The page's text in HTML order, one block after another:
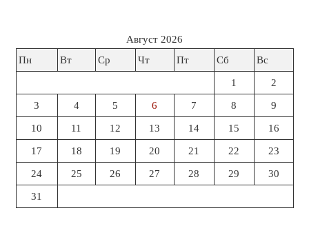
Август 2026
Пн
Вт Ср Чт Пт Сб Вс
1 2
3 4 5 6 7 8 9
10 11 12 13 14 15 16
17 18 19 20 21 22 23
24 25 26 27 28 29 30
31